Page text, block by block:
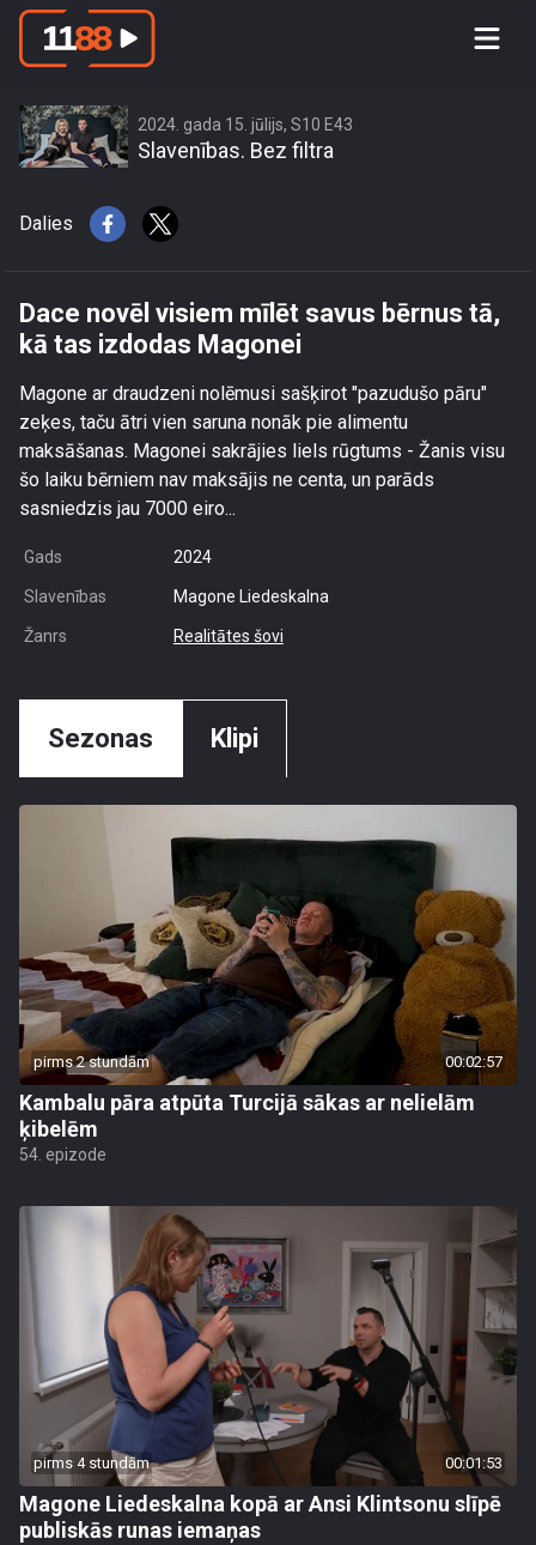
Dace novēl visiem mīlēt savus bērnus
2024. gada 15. jūlijs, S10 E43
Slavenības. Bez filtra
Dalies
Dace novēl visiem mīlēt savus bērnus tā,
kā tas izdodas Magonei
Magone ar draudzeni nolēmusi sašķirot "pazudušo pāru"
zeķes, taču ātri vien saruna nonāk pie alimentu
maksāšanas. Magonei sakrājies liels rūgtums - Žanis visu
šo laiku bērniem nav maksājis ne centa, un parāds
sasniedzis jau 7000 eiro...
Gads 2024
Slavenības Magone Liedeskalna
Žanrs Realitātes šovi
Sezonas Klipi
pirms 2 stundām 00:02:57
Kambalu pāra atpūta Turcijā sākas ar nelielām
ķibelēm
54. epizode
pirms 4 stundām 00:01:53
Magone Liedeskalna kopā ar Ansi Klintsonu slīpē
publiskās runas iemaņas